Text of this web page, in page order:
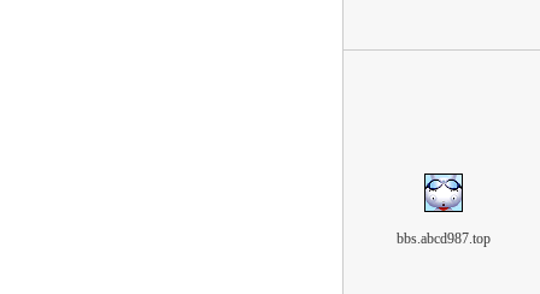
bbs.abcd987.top